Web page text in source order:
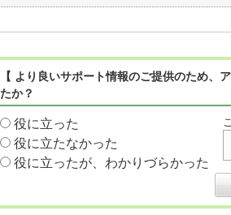
【 より良いサポート情報のご提供のため
たか？
役に立った
役に立たなかった
役に立ったが、わかりづらかった